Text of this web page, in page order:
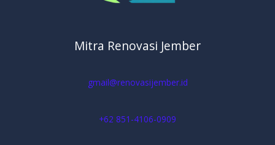
Mitra Renovasi Jember
gmail@renovasijember.id
+62 851-4106-0909